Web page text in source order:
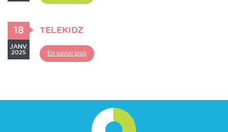
18
JANV.
2025
TELEKIDZ
En savoir plus